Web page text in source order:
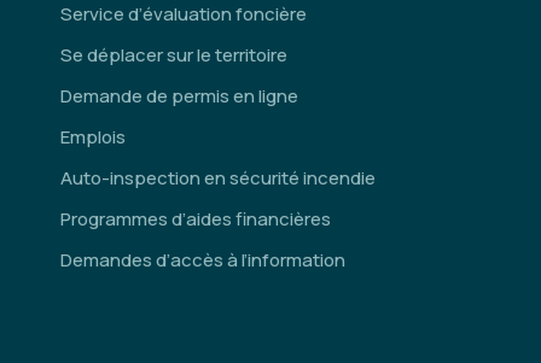
Service d’évaluation foncière
Se déplacer sur le territoire
Demande de permis en ligne
Emplois
Auto-inspection en sécurité incendie
Programmes d’aides financières
Demandes d’accès à l’information